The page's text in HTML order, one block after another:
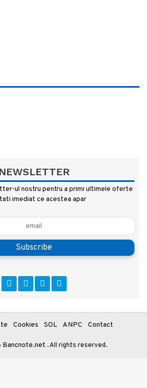
NEWSLETTER
ul nostru pentru a primi ultimele oferte
imediat ce acestea apar
Subscribe
Bancnote.net . All rights reserved.
Cookies SOL ANPC Contact